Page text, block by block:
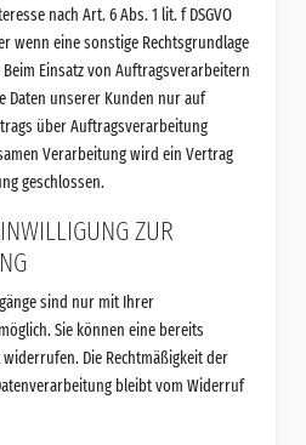
nach Art. 6 Abs. 1 lit. f DSGVO
wenn eine sonstige Rechtsgrundlage
Einsatz von Auftragsverarbeitern
Daten unserer Kunden nur auf
über Auftragsverarbeitung
Verarbeitung wird ein Vertrag
geschlossen.
ZUR
sind nur mit Ihrer
Sie können eine bereits
Die Rechtmäßigkeit der
bleibt vom Widerruf